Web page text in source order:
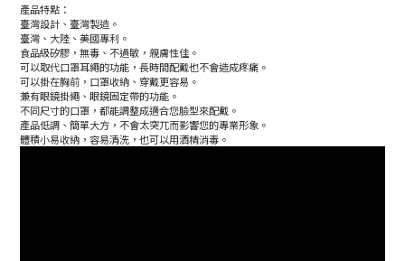
產品特點：
臺灣設計、臺灣製造。
臺灣、大陸、美國專利。
食品級矽膠，無毒、不過敏，親膚性佳。
可以取代口罩耳繩的功能，長時間配戴也不會造成疼痛。
可以掛在胸前，口罩收納、穿戴更容易。
兼有眼鏡掛繩、眼鏡固定帶的功能。
不同尺寸的口罩，都能調整成適合您臉型來配戴。
產品低調、簡單大方，不會太突兀而影響您的專業形象。
體積小易收納，容易清洗，也可以用酒精消毒。